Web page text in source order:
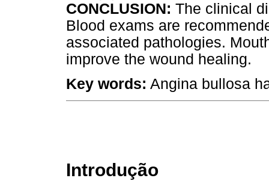
CONCLUSION: The clinical
Blood exams are
associated pathologies.
improve the wound healing.
Key words: Angina bullosa
Introdução